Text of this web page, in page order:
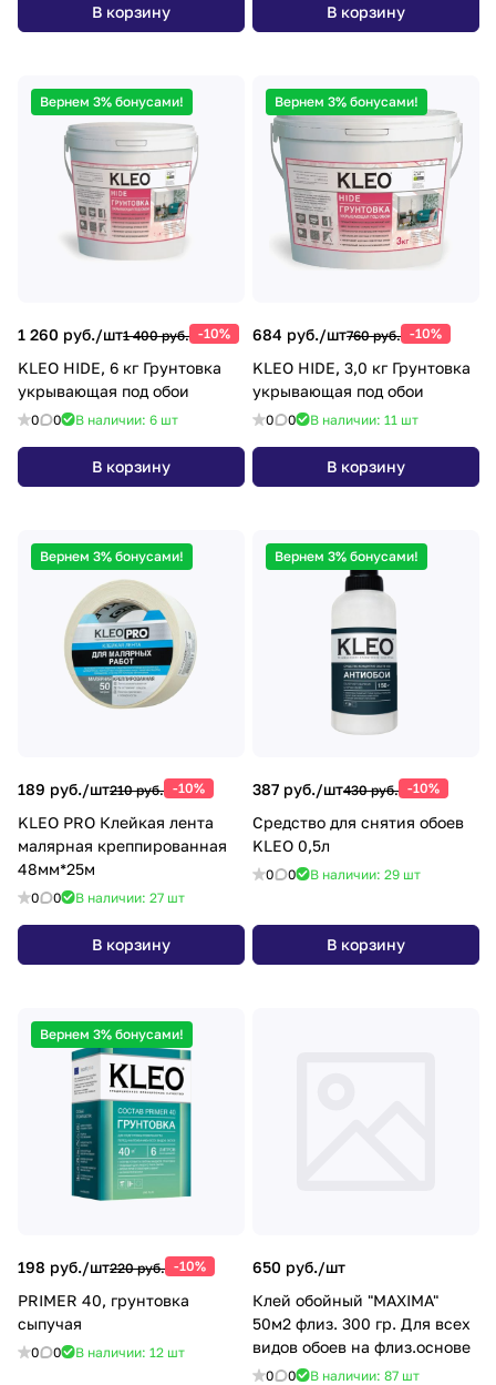
В корзину В корзину
Вернем 3% бонусами!
1 260 руб./шт1 400 руб. -10%
KLEO HIDE, 6 кг Грунтовка
укрывающая под обои
0 0 В наличии: 6 шт
В корзину
Вернем 3% бонусами!
684 руб./шт760 руб. -10%
KLEO HIDE, 3,0 кг Грунтовка
укрывающая под обои
0 0 В наличии: 11 шт
В корзину
Вернем 3% бонусами!
189 руб./шт210 руб. -10%
KLEO PRO Клейкая лента
малярная креппированная
48мм*25м
0 0 В наличии: 27 шт
В корзину
Вернем 3% бонусами!
387 руб./шт430 руб. -10%
Средство для снятия обоев
KLEO 0,5л
0 0 В наличии: 29 шт
В корзину
Вернем 3% бонусами!
198 руб./шт220 руб. -10%
PRIMER 40, грунтовка
сыпучая
0 0 В наличии: 12 шт
650 руб./шт
Клей обойный "MAXIMA"
50м2 флиз. 300 гр. Для всех
видов обоев на флиз.основе
0 0 В наличии: 87 шт